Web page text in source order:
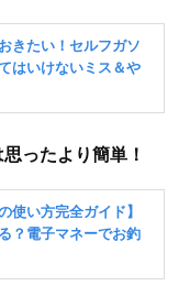
ったより簡単！